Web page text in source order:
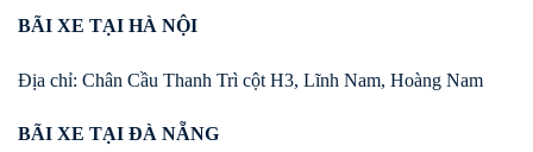
BÃI XE TẠI HÀ NỘI
Địa chỉ: Chân Cầu Thanh Trì cột H3, Lĩnh Nam, Hoàng Nam
BÃI XE TẠI ĐÀ NẴNG